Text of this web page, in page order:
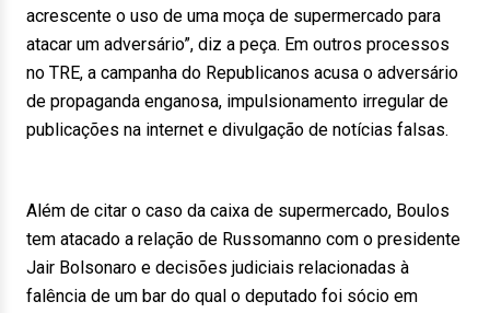
acrescente o uso de uma moça de supermercado para
atacar um adversário”, diz a peça. Em outros processos
no TRE, a campanha do Republicanos acusa o adversário
de propaganda enganosa, impulsionamento irregular de
publicações na internet e divulgação de notícias falsas.
Além de citar o caso da caixa de supermercado, Boulos
tem atacado a relação de Russomanno com o presidente
Jair Bolsonaro e decisões judiciais relacionadas à
falência de um bar do qual o deputado foi sócio em